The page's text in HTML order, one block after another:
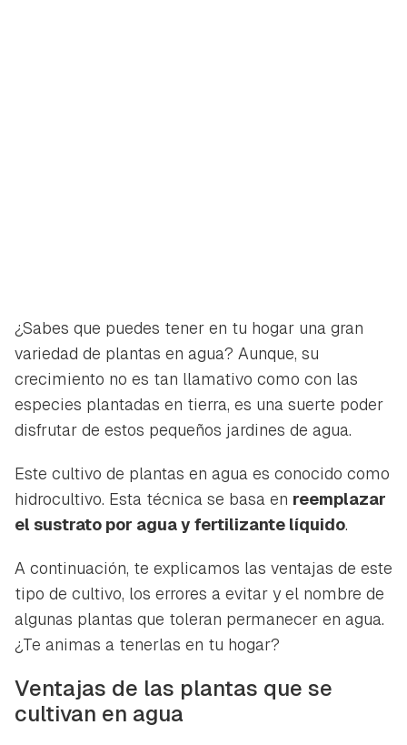
¿Sabes que puedes tener en tu hogar una gran
variedad de plantas en agua? Aunque, su
crecimiento no es tan llamativo como con las
especies plantadas en tierra, es una suerte poder
disfrutar de estos pequeños jardines de agua.
Este cultivo de plantas en agua es conocido como
hidrocultivo. Esta técnica se basa en reemplazar
el sustrato por agua y fertilizante líquido.
A continuación, te explicamos las ventajas de este
tipo de cultivo, los errores a evitar y el nombre de
algunas plantas que toleran permanecer en agua.
¿Te animas a tenerlas en tu hogar?
Ventajas de las plantas que se
cultivan en agua